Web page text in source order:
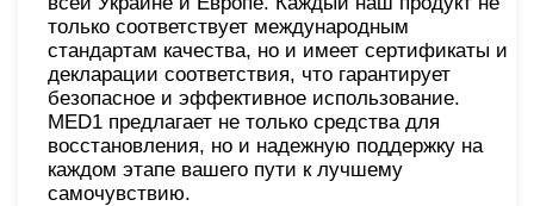
только соответствует международным
стандартам качества, но и имеет сертификаты и
декларации соответствия, что гарантирует
безопасное и эффективное использование.
MED1 предлагает не только средства для
восстановления, но и надежную поддержку на
каждом этапе вашего пути к лучшему
самочувствию.